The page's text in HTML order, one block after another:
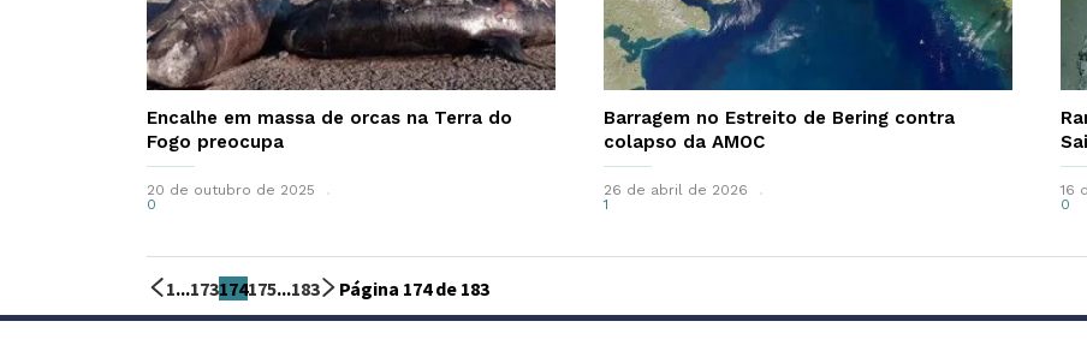
Encalhe em massa de orcas na Terra do
Fogo preocupa
20 de outubro de 2025
0
Barragem no Estreito de Bering contra
colapso da AMOC
26 de abril de 2026
1
16
0
1...173174175...183 Página 174 de 183